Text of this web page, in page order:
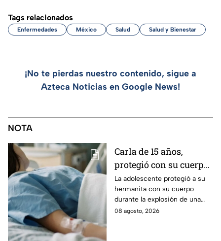
Tags relacionados
Enfermedades México Salud Salud y Bienestar
¡No te pierdas nuestro contenido, sigue a
Azteca Noticias en Google News!
NOTA
Carla de 15 años,
protegió con su cuerpo
a su hermanita de 4
durante la explosión de
una pipa de gas en
Cuernavaca
La adolescente protegió a su
hermanita con su cuerpo
durante la explosión de una
pipa de gas en Cuernavaca;
08 agosto, 2026